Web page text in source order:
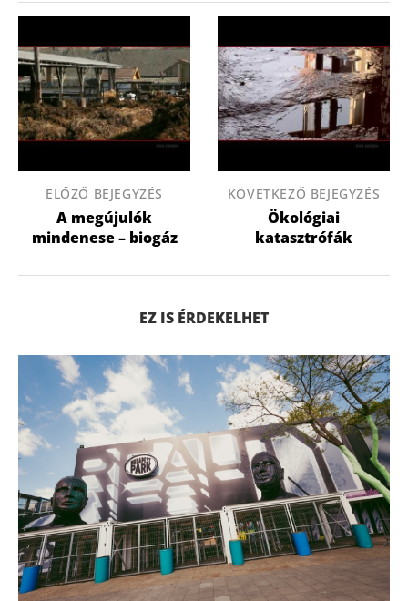
ELŐZŐ BEJEGYZÉS
A megújulók
mindenese – biogáz
KÖVETKEZŐ BEJEGYZÉS
Ökológiai
katasztrófák
EZ IS ÉRDEKELHET